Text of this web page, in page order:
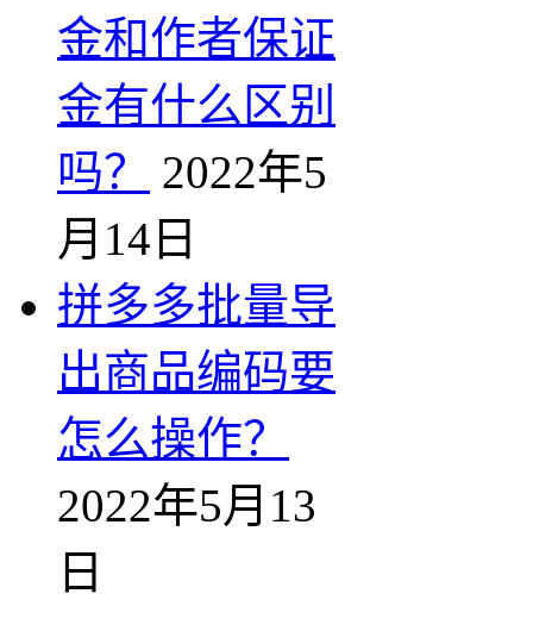
金和作者保证
金有什么区别
吗？
2022年5
月14日
拼多多批量导
出商品编码要
怎么操作？
2022年5月13
日